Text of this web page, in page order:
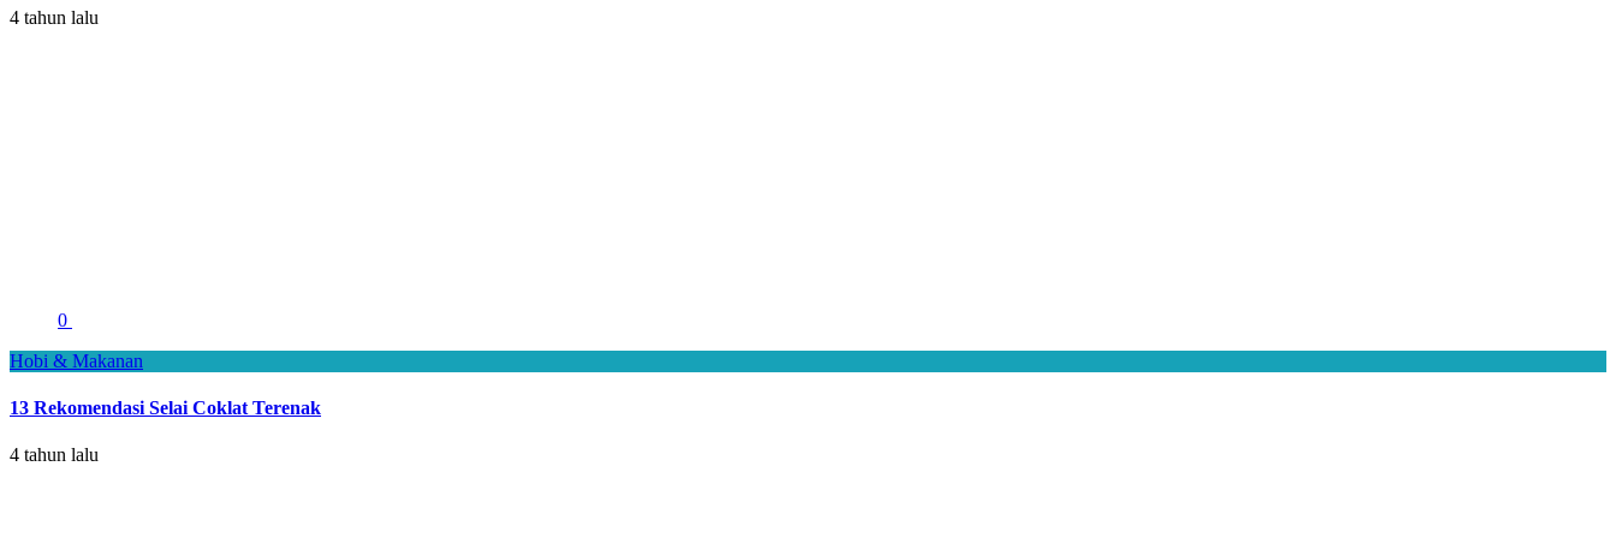
4 tahun lalu
0
Hobi & Makanan
13 Rekomendasi Selai Coklat Terenak
4 tahun lalu